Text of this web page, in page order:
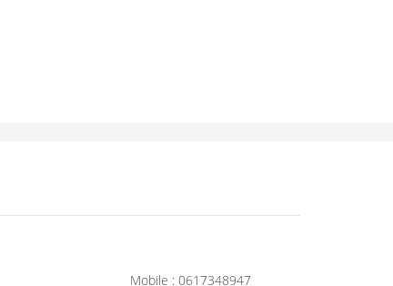
Mobile : 0617348947